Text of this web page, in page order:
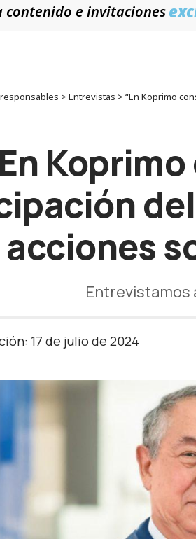
contenido e invitaciones
> Entrevistas > “En Koprimo
acciones
Entrevistamos
17 de julio de 2024